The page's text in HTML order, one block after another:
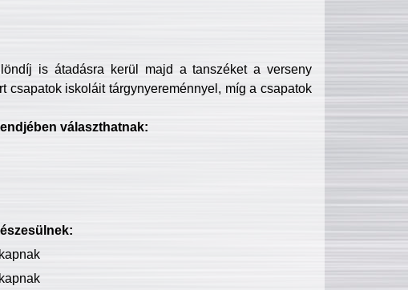
is átadásra kerül majd a tanszéket a verseny
csapatok iskoláit tárgynyereménnyel, míg a csapatok
választhatnak: